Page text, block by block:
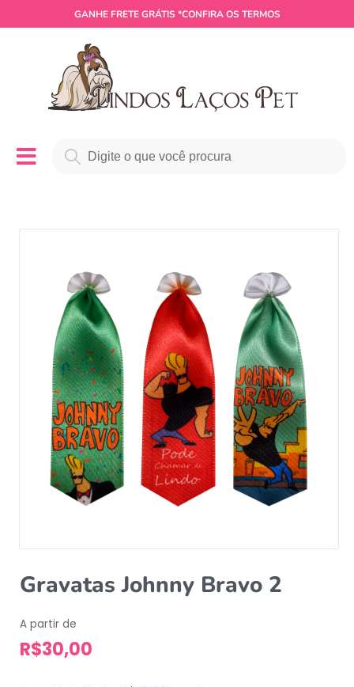
GANHE FRETE GRÁTIS *CONFIRA OS TERMOS
Gravatas Johnny Bravo 2
A partir de
R$30,00